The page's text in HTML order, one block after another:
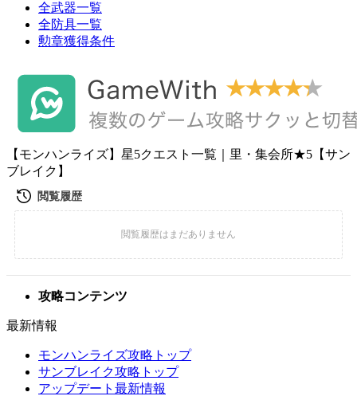
全武器一覧
全防具一覧
勲章獲得条件
【モンハンライズ】星5クエスト一覧｜里・集会所★5【サン
ブレイク】
攻略コンテンツ
最新情報
モンハンライズ攻略トップ
サンブレイク攻略トップ
アップデート最新情報